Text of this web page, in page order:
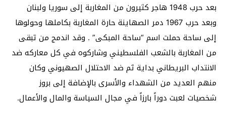
بعد حرب 1948 هاجر كثيرون من المغاربة إلى سوريا ولبنان
وبعد حرب 1967 دمر الصهاينة حارة المغاربة بكاملها وحولوها
إلى ساحة حملت اسم “ساحة المبكى” . وقد اندمج من تبقى
من المغاربة بالشعب الفلسطيني وشاركوه في كل معاركه ضد
الانتداب البريطاني بداية ثم ضد الاحتلال الصهيوني وكان
منهم العديد من الشهداء والأسرى بالإضافة إلى بروز
شخصيات لعبت دوراً بارزاً في مجال السياسة والمال والأعمال.